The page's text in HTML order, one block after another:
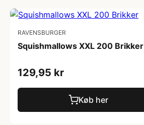
RAVENSBURGER
Squishmallows XXL 200 Brikker
129,95 kr
Køb her